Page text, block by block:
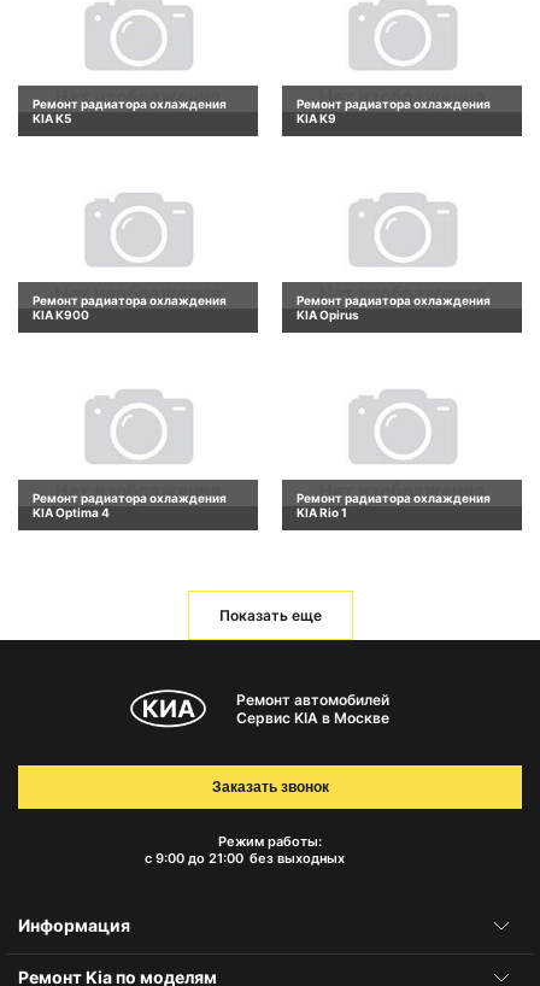
Ремонт радиатора охлаждения
KIA K5
Ремонт радиатора охлаждения
KIA K9
Ремонт радиатора охлаждения
KIA K900
Ремонт радиатора охлаждения
KIA Opirus
Ремонт радиатора охлаждения
KIA Optima 4
Ремонт радиатора охлаждения
KIA Rio 1
Показать еще
Ремонт автомобилей
Сервис KIA в Москве
Режим работы:
с 9:00 до 21:00 без выходных
Заказать звонок
Информация
Ремонт Kia по моделям